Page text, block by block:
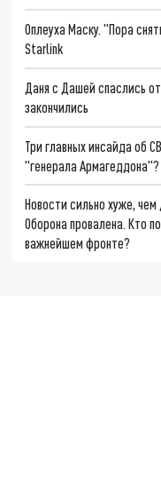
Оплеуха Маску. "Пора
Starlink
Даня с Дашей спаслись
закончились
Три главных инсайда об
"генерала
Новости сильно хуже,
Оборона провалена. Кто
важнейшем фронте?